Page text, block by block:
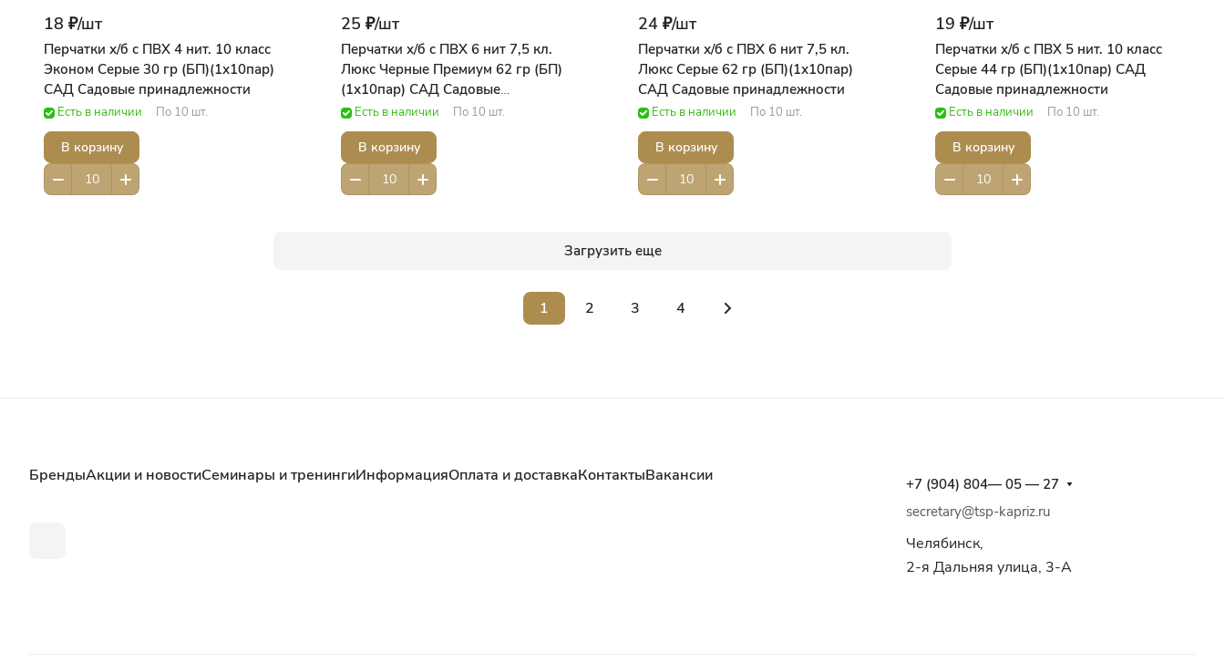
18 ₽/шт
Перчатки х/б с ПВХ 4 нит. 10 класс
Эконом Серые 30 гр (БП)(1х10пар)
САД Садовые принадлежности
Есть в наличии По 10 шт.
В корзину
25 ₽/шт
Перчатки х/б с ПВХ 6 нит 7,5 кл.
Люкс Черные Премиум 62 гр (БП)
(1х10пар) САД Садовые
принадлежности
Есть в наличии По 10 шт.
В корзину
24 ₽/шт
Перчатки х/б с ПВХ 6 нит 7,5 кл.
Люкс Серые 62 гр (БП)(1х10пар)
САД Садовые принадлежности
Есть в наличии По 10 шт.
В корзину
19 ₽/шт
Перчатки х/б с ПВХ 5 нит. 10 класс
Серые 44 гр (БП)(1х10пар) САД
Садовые принадлежности
Есть в наличии По 10 шт.
В корзину
Загрузить еще
1 2 3 4
БрендыАкции и новостиСеминары и тренингиИнформацияОплата и доставкаКонтактыВакансии
+7 (904) 804— 05 — 27
secretary@tsp-kapriz.ru
Челябинск,
2-я Дальняя улица, 3-А